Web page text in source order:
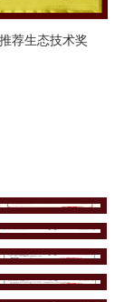
荐生态技术奖